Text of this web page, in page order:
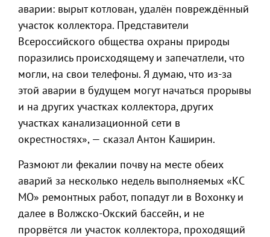
аварии: вырыт котлован, удалён повреждённый
участок коллектора. Представители
Всероссийского общества охраны природы
поразились происходящему и запечатлели, что
могли, на свои телефоны. Я думаю, что из-за
этой аварии в будущем могут начаться прорывы
и на других участках коллектора, других
участках канализационной сети в
окрестностях», — сказал Антон Каширин.
Размоют ли фекалии почву на месте обеих
аварий за несколько недель выполняемых «КС
МО» ремонтных работ, попадут ли в Вохонку и
далее в Волжско-Окский бассейн, и не
прорвётся ли участок коллектора, проходящий